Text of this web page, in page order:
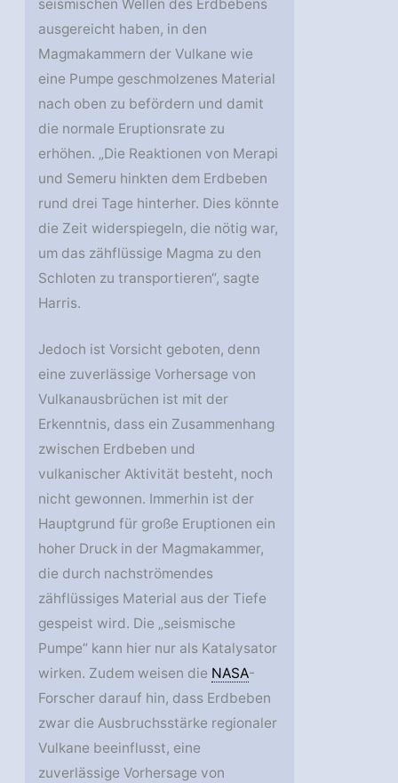
seismischen Wellen des Erdbebens
ausgereicht haben, in den
Magmakammern der Vulkane wie
eine Pumpe geschmolzenes Material
nach oben zu befördern und damit
die normale Eruptionsrate zu
erhöhen. „Die Reaktionen von Merapi
und Semeru hinkten dem Erdbeben
rund drei Tage hinterher. Dies könnte
die Zeit widerspiegeln, die nötig war,
um das zähflüssige Magma zu den
Schloten zu transportieren“, sagte
Harris.
Jedoch ist Vorsicht geboten, denn
eine zuverlässige Vorhersage von
Vulkanausbrüchen ist mit der
Erkenntnis, dass ein Zusammenhang
zwischen Erdbeben und
vulkanischer Aktivität besteht, noch
nicht gewonnen. Immerhin ist der
Hauptgrund für große Eruptionen ein
hoher Druck in der Magmakammer,
die durch nachströmendes
zähflüssiges Material aus der Tiefe
gespeist wird. Die „seismische
Pumpe“ kann hier nur als Katalysator
wirken. Zudem weisen die NASA-
Forscher darauf hin, dass Erdbeben
zwar die Ausbruchsstärke regionaler
Vulkane beeinflusst, eine
zuverlässige Vorhersage von